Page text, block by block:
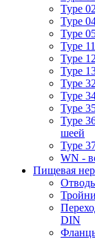
Type
Type
Type
Type
Type
Type
Type
Type
Type
Type
шеей
Type
WN -
Пищевая
DIN